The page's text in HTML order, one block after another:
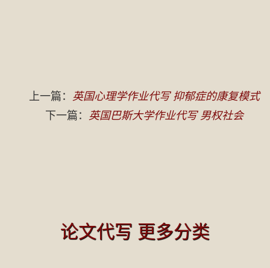
上一篇：
英国心理学作业代写 抑郁症的康复模式
下一篇：
英国巴斯大学作业代写 男权社会
论文代写 更多分类